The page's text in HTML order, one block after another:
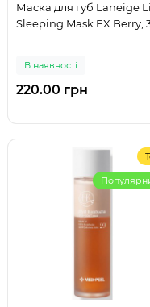
Маска для губ Laneige
Sleeping Mask EX Berry,
В наявності
220.00 грн